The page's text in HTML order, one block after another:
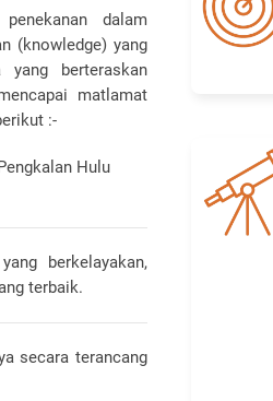
dalam
(knowledge) yang
yang berteraskan
matlamat
:-
Hulu
berkelayakan,
terbaik.
secara terancang